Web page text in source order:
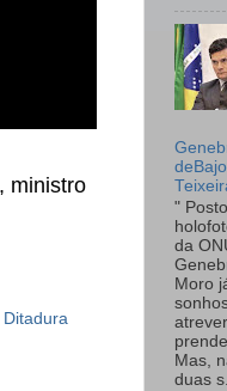
ministro
Ditadura
"
da
Moro
Mas,
duas